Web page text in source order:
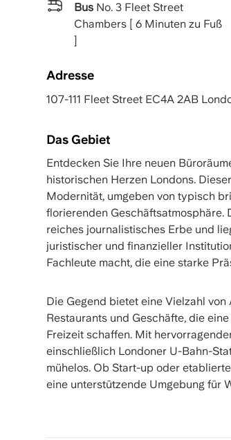
BusNo. 3 Fleet Street
Chambers [ 6 Minuten zu Fuß
]
Adresse
107-111 Fleet Street EC4A 2AB
Das Gebiet
Entdecken Sie Ihre neuen
historischen Herzen Londons.
Modernität, umgeben von typisch
florierenden Geschäftsatmosphäre.
reiches journalistisches Erbe und
juristischer und finanzieller
Fachleute macht, die eine starke
Die Gegend bietet eine Vielzahl
Restaurants und Geschäfte, die
Freizeit schaffen. Mit
einschließlich Londoner U-Bahn-
mühelos. Ob Start-up oder
eine unterstützende Umgebung für